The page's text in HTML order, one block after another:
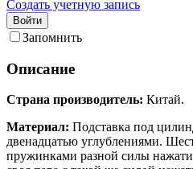
Создать учетную запись
Войти
Запомнить
Описание
Страна производитель: Китай.
Материал: Подставка под
двенадцатью углублениями.
пружинками разной силы